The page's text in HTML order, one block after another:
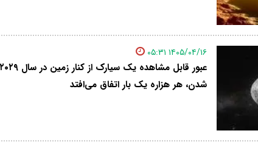
۱۴۰۵/۰۴/۱۶ ۰۵:۳۱
شدن، هر هزاره یک بار اتفاق می‌افتد